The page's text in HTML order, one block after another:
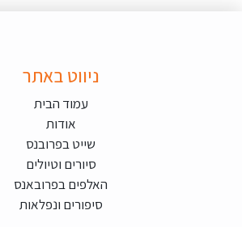
ניווט באתר
עמוד הבית
אודות
שייט בפרובנס
סיורים וטיולים
האלפים בפרובאנס
סיפורים ונפלאות